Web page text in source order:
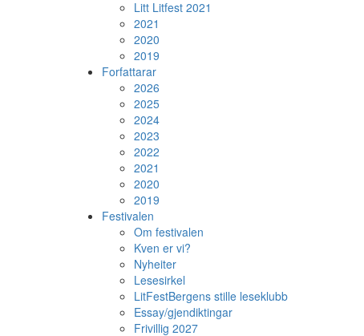
Litt Litfest 2021
2021
2020
2019
Forfattarar
2026
2025
2024
2023
2022
2021
2020
2019
Festivalen
Om festivalen
Kven er vi?
Nyheiter
Lesesirkel
LitFestBergens stille leseklubb
Essay/gjendiktingar
Frivillig 2027